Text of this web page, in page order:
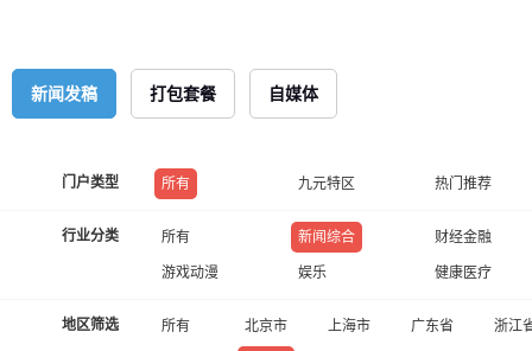
新闻发稿 打包套餐 自媒体
门户类型 所有 九元特区 热门推荐
行业分类 所有 新闻综合 财经金融
游戏动漫 娱乐 健康医疗
地区筛选 所有 北京市 上海市 广东省 浙江